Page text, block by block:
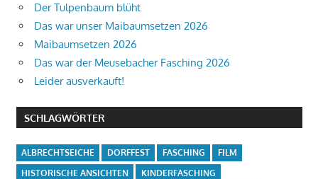
Der Tulpenbaum blüht
Das war unser Maibaumsetzen 2026
Maibaumsetzen 2026
Das war der Meusebacher Fasching 2026
Leider ausverkauft!
SCHLAGWÖRTER
ALBRECHTSEICHE DORFFEST FASCHING
FILM
HISTORISCHE ANSICHTEN
KINDERFASCHING